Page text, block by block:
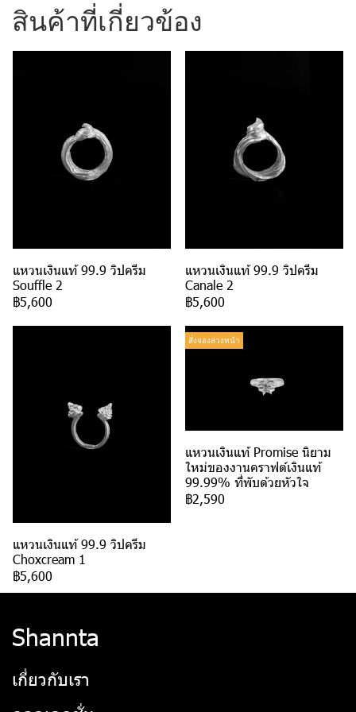
สินค้าที่เกี่ยวข้อง
แหวนเงินแท้ 99.9 วิปครีม
Souffle 2
฿5,600
แหวนเงินแท้ 99.9 วิปครีม
Canale 2
฿5,600
แหวนเงินแท้ 99.9 วิปครีม
Choxcream 1
฿5,600
สั่งจองล่วงหน้า
แหวนเงินแท้ Promise นิยาม
ใหม่ของงานคราฟต์เงินแท้
99.99% ที่พับด้วยหัวใจ
฿2,590
Shannta
เกี่ยวกับเรา